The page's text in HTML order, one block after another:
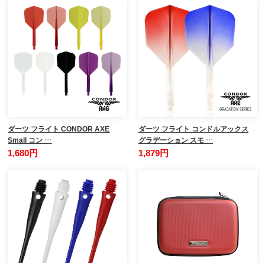
ダーツ フライト CONDOR AXE
Small コン …
1,680円
ダーツ フライト コンドルアックス
グラデーション スモ …
1,879円